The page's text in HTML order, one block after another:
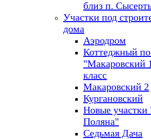
близ п.
Участки под
дома
Аэродром
Коттеджный
"Макаровский
класс
Макаровский 2
Кургановский
Новые участки
Поляна"
Седьмая Дача